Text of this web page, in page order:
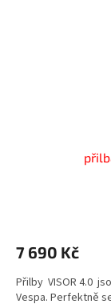
7 690 Kč
Přilby VISOR 4.0
Vespa. Perfektně